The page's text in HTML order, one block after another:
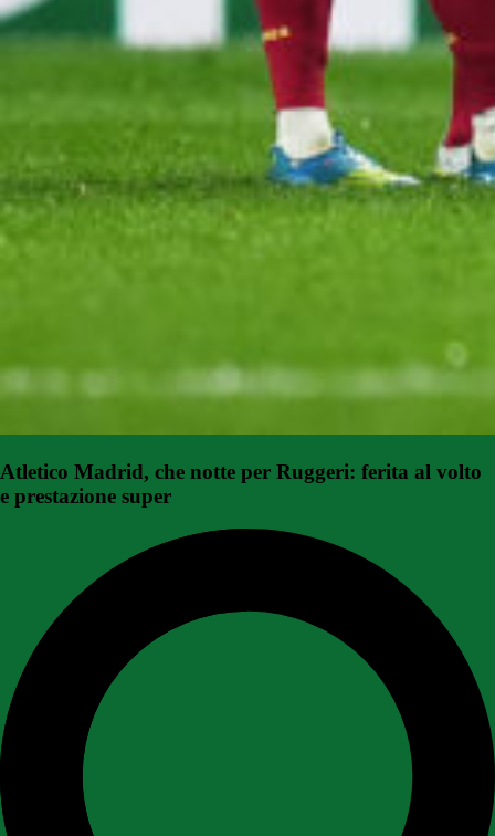
Atletico Madrid, che notte per Ruggeri: ferita al volto
e prestazione super